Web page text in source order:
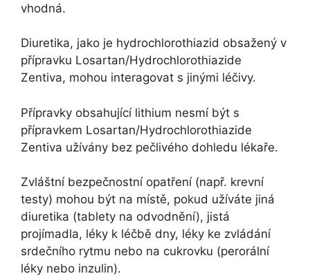
vhodná.
Diuretika, jako je hydrochlorothiazid obsažený v
přípravku Losartan/Hydrochlorothiazide
Zentiva, mohou interagovat s jinými léčivy.
Přípravky obsahující lithium nesmí být s
přípravkem Losartan/Hydrochlorothiazide
Zentiva užívány bez pečlivého dohledu lékaře.
Zvláštní bezpečnostní opatření (např. krevní
testy) mohou být na místě, pokud užíváte jiná
diuretika (tablety na odvodnění), jistá
projímadla, léky k léčbě dny, léky ke zvládání
srdečního rytmu nebo na cukrovku (perorální
léky nebo inzulin).